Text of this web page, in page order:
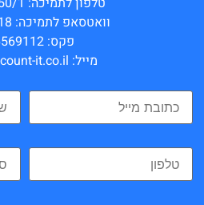
וואטסאפ לתמיכה: 0528401818
פקס: 02-6569112
מייל: info@account-it.co.il